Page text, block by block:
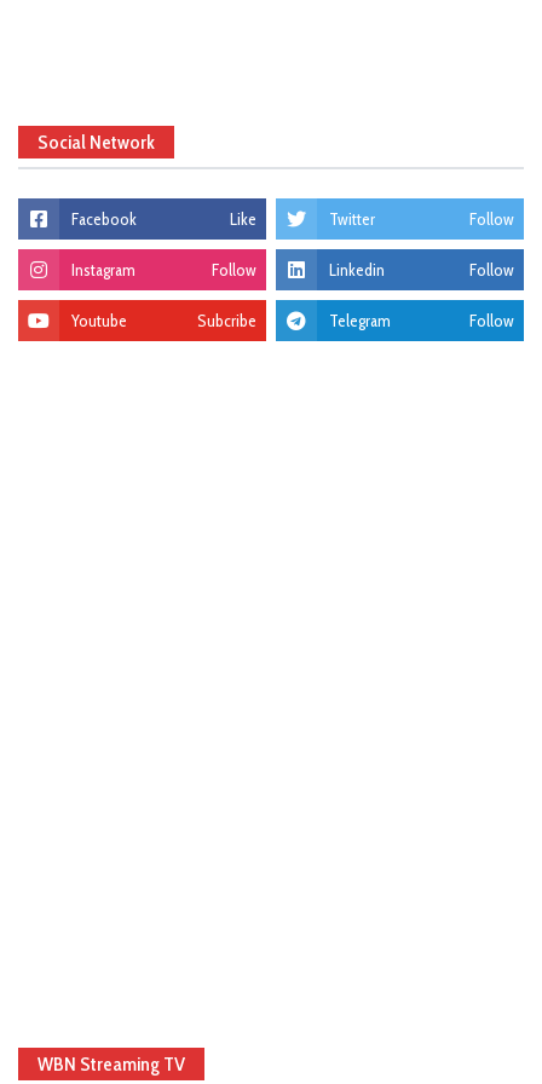
Social Network
Facebook Like Twitter Follow
Instagram Follow Linkedin Follow
Youtube Subcribe Telegram Follow
WBN Streaming TV